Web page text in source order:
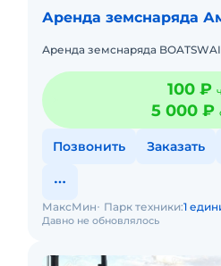
Аренда земснаряда
Аренда земснаряда
100 ₽
5 000 ₽
Позвонить Заказать
Давно не обновлялось
МаксМин Парк техники:1